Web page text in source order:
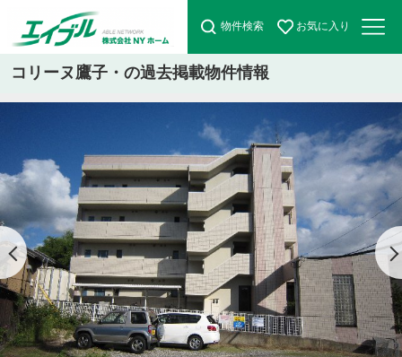
物件検索 お気に入り
コリーヌ鷹子・の過去掲載物件情報